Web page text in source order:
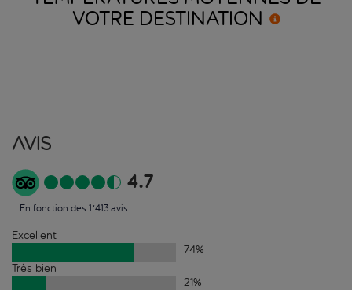
VOTRE DESTINATION
Avis
4.7
En fonction des 1'413 avis
Excellent
74%
Très bien
21%